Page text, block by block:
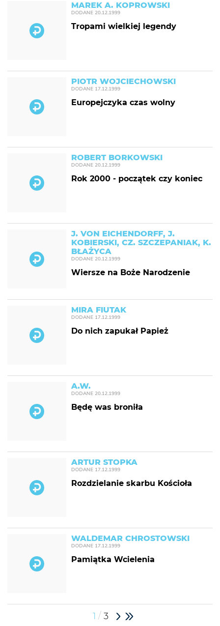
MAREK A. KOPROWSKI
DODANE 20.12.1999
Tropami wielkiej legendy
PIOTR WOJCIECHOWSKI
DODANE 17.12.1999
Europejczyka czas wolny
ROBERT BORKOWSKI
DODANE 20.12.1999
Rok 2000 - początek czy koniec
J. VON EICHENDORFF, J.
KOBIERSKI, CZ. SZCZEPANIAK, K.
BŁAŻYCA
DODANE 20.12.1999
Wiersze na Boże Narodzenie
MIRA FIUTAK
DODANE 17.12.1999
Do nich zapukał Papież
A.W.
DODANE 20.12.1999
Będę was broniła
ARTUR STOPKA
DODANE 17.12.1999
Rozdzielanie skarbu Kościoła
WALDEMAR CHROSTOWSKI
DODANE 17.12.1999
Pamiątka Wcielenia
1 / 3